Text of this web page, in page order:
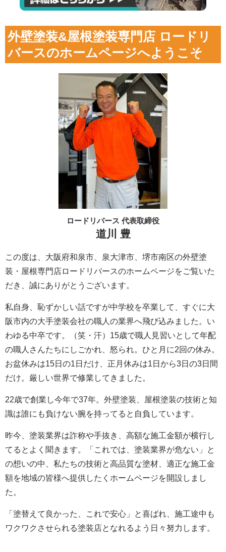
外壁塗装&屋根塗装専門店 ロードリ
バースのホームページへようこそ
ロードリバース 代表取締役
道川 豊
この度は、大阪府和泉市、泉大津市、堺市南区の外壁塗
装・屋根専門店ロードリバースのホームページをご覧いた
だき、誠にありがとうございます。
私自身、恥ずかしい話ですが中学校を卒業して、すぐに大
阪市内の大手塗装会社の職人の業界へ飛び込みました。い
わゆる中卒です。（笑・汗）15歳で職人見習いとして年配
の職人さんたちにしごかれ、怒られ。ひと月に2回の休み。
お盆休みは15日の1日だけ、正月休みは1日から3日の3日間
だけ。厳しい世界で修業してきました。
22歳で創業し今年で37年。外壁塗装、屋根塗装の技術と知
識は誰にも負けない腕を持ってると自負しています。
昨今、塗装業界は詐称や手抜き、高額な施工金額が横行し
てるとよく聞きます。「これでは、塗装業界が危ない」と
の想いの中、私たちの技術と高品質な塗材、適正な施工金
額を地域の皆様へ提供したくホームページを開設しまし
た。
「塗替えて良かった、これで安心」と喜ばれ、施工途中も
ワクワクさせられる塗装店となれるよう日々努力します。